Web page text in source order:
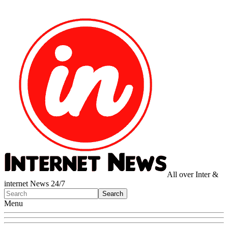
All over Inter &
internet News 24/7
Menu